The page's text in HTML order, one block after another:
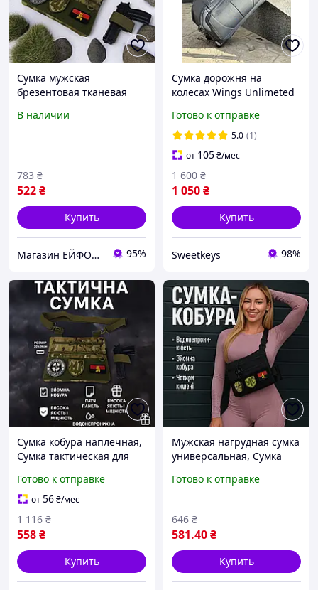
Сумка мужская
брезентовая тканевая
военные сумки, Сумка
В наличии
522₴
783 ₴
Купить
Магазин ЕЙФОРІЯ 95%
Сумка дорожня на
колесах Wings Unlimeted
Готово к отправке
5.0 (1)
от 105₴/мес
1 050₴
1 600 ₴
Купить
Sweetkeys 98%
Сумка кобура наплечная,
Сумка тактическая для
портативная через плечо
CM-28
Готово к отправке
от56₴/мес
558₴
1 116 ₴
Купить
Мужская нагрудная сумка
универсальная, Сумка
маленькая брезентовая
Готово к отправке
581.40₴
646 ₴
Купить